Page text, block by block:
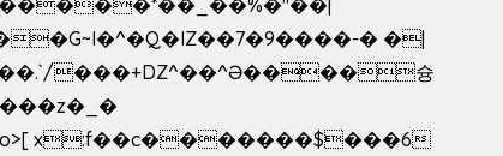
� �|
���+DZ^��^Ə����슝
x:f��c�������$���6